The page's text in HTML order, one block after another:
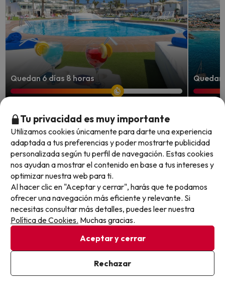
Quedan 6 días 8 horas
¿Maleta preparada? Gran Canaria
te espera con vuelos incluidos
Vista Oasis Bungalows
7.6 196 opiniones
Maspalomas, Gran Canaria
Todo incluido
Vuelos ida y vuelta desde Madrid, Barcelona,
Valencia o Sevilla
Fechas para viajar: del 6 de
5 noches desde
399
hotel
6.8 210
Ver todos los chollos
Tu privacidad es muy importante
Utilizamos cookies únicamente para darte una experiencia
adaptada a tus preferencias y poder mostrarte publicidad
personalizada según tu perfil de navegación. Estas cookies
nos ayudan a mostrar el contenido en base a tus intereses y
optimizar nuestra web para ti.
Al hacer clic en "Aceptar y cerrar", harás que te podamos
ofrecer una navegación más eficiente y relevante. Si
necesitas consultar más detalles, puedes leer nuestra
Política de Cookies. Muchas gracias.
Aceptar y cerrar
Rechazar